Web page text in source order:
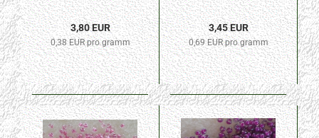
3,80 EUR
0,38 EUR pro gramm
3,45 EUR
0,69 EUR pro gramm